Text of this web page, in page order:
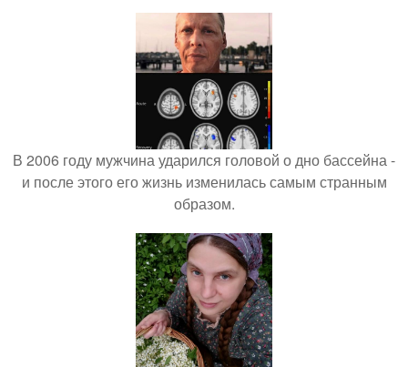
В 2006 году мужчина ударился головой о дно бассейна -
и после этого его жизнь изменилась самым странным
образом.